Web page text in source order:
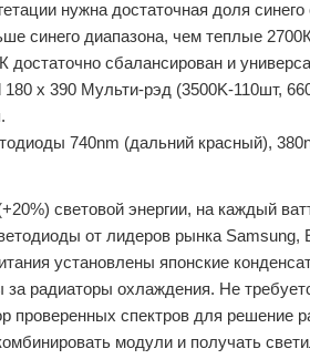
нужна достаточная доля
синего диапазона, чем теплые
достаточно сбалансирован и
180 х 390 Мульти-рэд (3500K-110шт,
740nm (дальний красный),
световой энергии, на каждый
от лидеров рынка Samsung,
установлены японские
за радиаторы охлаждения. Не
проверенных спектров для решение
модули и получать